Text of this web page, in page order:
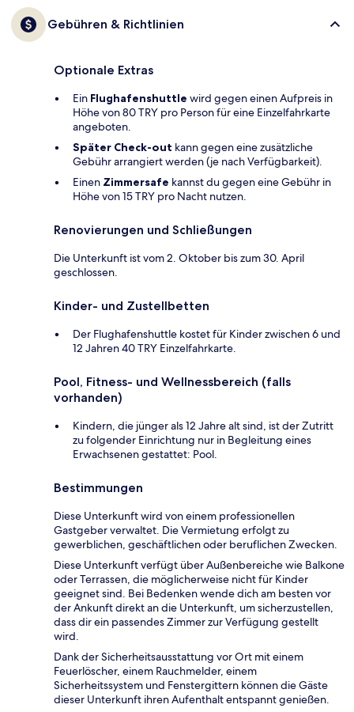
Gebühren & Richtlinien
Optionale Extras
Ein Flughafenshuttle wird gegen einen Aufpreis in
Höhe von 80 TRY pro Person für eine Einzelfahrkarte
angeboten.
Später Check-out kann gegen eine zusätzliche
Gebühr arrangiert werden (je nach Verfügbarkeit).
Einen Zimmersafe kannst du gegen eine Gebühr in
Höhe von 15 TRY pro Nacht nutzen.
Renovierungen und Schließungen
Die Unterkunft ist vom 2. Oktober bis zum 30. April
geschlossen.
Kinder- und Zustellbetten
Der Flughafenshuttle kostet für Kinder zwischen 6 und
12 Jahren 40 TRY Einzelfahrkarte.
Pool, Fitness- und Wellnessbereich (falls
vorhanden)
Kindern, die jünger als 12 Jahre alt sind, ist der Zutritt
zu folgender Einrichtung nur in Begleitung eines
Erwachsenen gestattet: Pool.
Bestimmungen
Diese Unterkunft wird von einem professionellen
Gastgeber verwaltet. Die Vermietung erfolgt zu
gewerblichen, geschäftlichen oder beruflichen Zwecken.
Diese Unterkunft verfügt über Außenbereiche wie Balkone
oder Terrassen, die möglicherweise nicht für Kinder
geeignet sind. Bei Bedenken wende dich am besten vor
der Ankunft direkt an die Unterkunft, um sicherzustellen,
dass dir ein passendes Zimmer zur Verfügung gestellt
wird.
Dank der Sicherheitsausstattung vor Ort mit einem
Feuerlöscher, einem Rauchmelder, einem
Sicherheitssystem und Fenstergittern können die Gäste
dieser Unterkunft ihren Aufenthalt entspannt genießen.